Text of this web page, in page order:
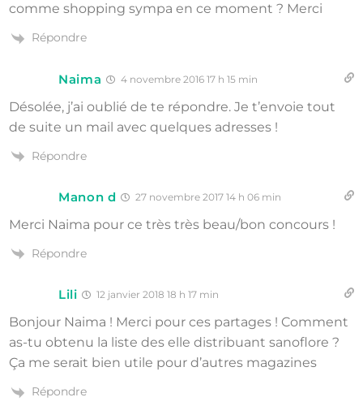
comme shopping sympa en ce moment ? Merci
Répondre
Naima 4 novembre 2016 17 h 15 min
Désolée, j’ai oublié de te répondre. Je t’envoie tout
de suite un mail avec quelques adresses !
Répondre
Manon d 27 novembre 2017 14 h 06 min
Merci Naima pour ce très très beau/bon concours !
Répondre
Lili 12 janvier 2018 18 h 17 min
Bonjour Naima ! Merci pour ces partages ! Comment
as-tu obtenu la liste des elle distribuant sanoflore ?
Ça me serait bien utile pour d’autres magazines
Répondre